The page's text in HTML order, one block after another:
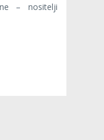
– nositelji